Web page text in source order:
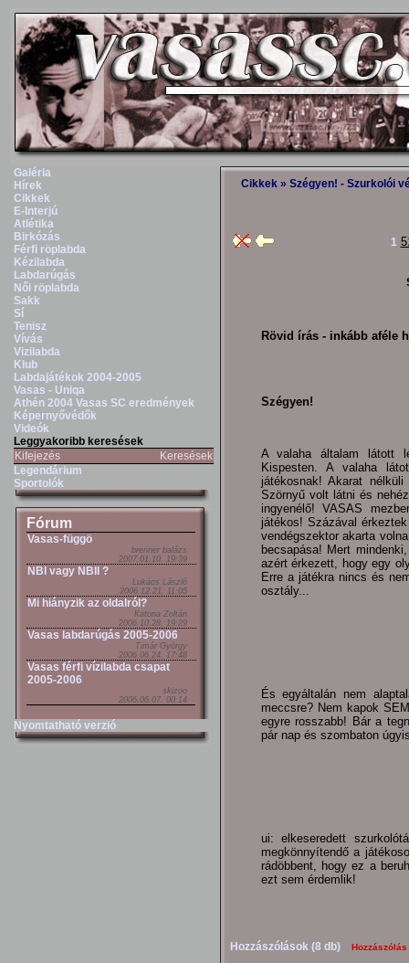
Galéria
Hírek
Cikkek
E-Interjú
Atlétika
Birkózás
Férfi röplabda
Kézilabda
Labdarúgás
Női röplabda
Sakk
Sí
Tenisz
Vívás
Vizilabda
Klub
Labdajátékok 2004-2005
Vasas - Uniqa
Athén 2004 Vasas SC eredmények
Képernyővédők
Videók
Leggyakoribb keresések
Kifejezés
Keresések
Legendárium
Sportolók
Fórum
Vasas-függö
brenner balázs
2007.01.10. 19:39
NBI vagy NBII ?
Lukács László
2006.12.21. 11:05
Mi hiányzik az oldalról?
Katona Zoltán
2006.10.28. 19:29
Vasas labdarúgás 2005-2006
Timár György
2006.06.24. 17:48
Vasas férfi vízilabda csapat
2005-2006
skizoo
2006.06.07. 00:14
Nyomtatható verzió
Cikkek » Szégyen! - Szurkolói
1
Rövid írás - inkább aféle
Szégyen!
A valaha általam látott
Kispesten. A valaha
játékosnak! Akarat
Szörnyű volt látni és
ingyenélő! VASAS
játékos! Százával
vendégszektor akarta
becsapása! Mert
azért érkezett, hogy egy
Erre a játékra nincs és
osztály...
És egyáltalán nem
meccsre? Nem kapok
egyre rosszabb! Bár a
pár nap és szombaton
ui: elkeseredett
megkönnyítendő a
rádöbbent, hogy ez a
ezt sem érdemlik!
Hozzászólások (8 db) Hozzászólás